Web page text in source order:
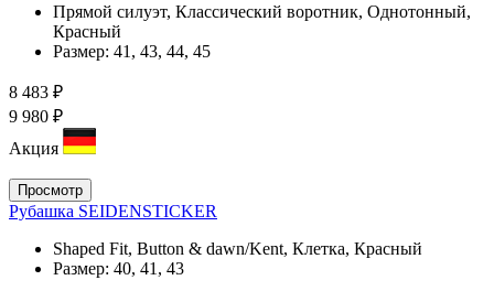
Прямой силуэт, Классический воротник, Однотонный,
Красный
Размер: 41, 43, 44, 45
8 483 ₽
9 980 ₽
Акция
Просмотр
Рубашка SEIDENSTICKER
Shaped Fit, Button & dawn/Kent, Клетка, Красный
Размер: 40, 41, 43